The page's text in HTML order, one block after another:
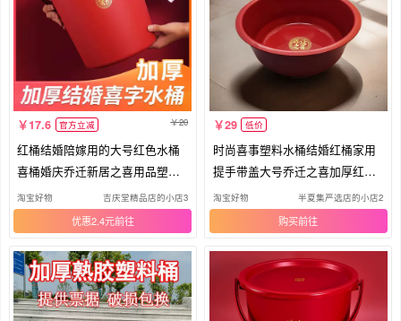
17.6 官方立减 20
红桶结婚陪嫁用的大号红色水桶
喜桶婚庆乔迁新居之喜用品塑料
手提
淘宝好物 吉庆堂精品店的小店3
优惠2.4元
29 低价
时尚喜事塑料水桶结婚红桶家用
提手带盖大号乔迁之喜加厚红色
喜桶
淘宝好物 半夏集严选店的小店21
购买